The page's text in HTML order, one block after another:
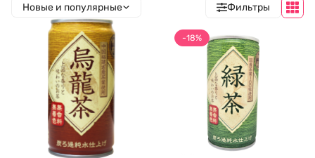
Новые и популярные Фильтры
-18%